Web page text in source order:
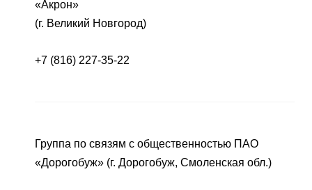
«Акрон»
(г. Великий Новгород)
+7 (816) 227-35-22
Группа по связям с общественностью ПАО
«Дорогобуж» (г. Дорогобуж, Смоленская обл.)